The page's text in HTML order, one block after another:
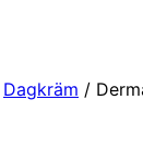
Dagkräm /